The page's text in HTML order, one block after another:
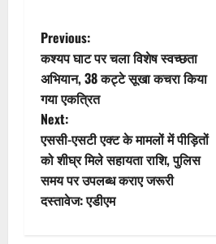
t
i
o
n
P
o
s
t
n
a
Previous:
कश्यप घाट पर चला विशेष स्वच्छता
अभियान, 38 कट्टे सूखा कचरा किया
गया एकत्रित
Next:
एससी-एसटी एक्ट के मामलों में पीड़ितों
को शीघ्र मिले सहायता राशि, पुलिस
समय पर उपलब्ध कराए जरूरी
दस्तावेज: एडीएम